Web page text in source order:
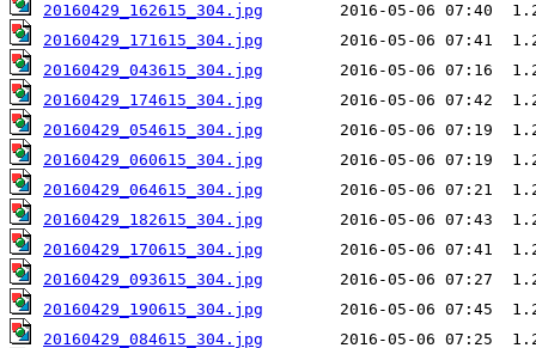
20160429_162615_304.jpg
20160429_171615_304.jpg
20160429_043615_304.jpg
20160429_174615_304.jpg
20160429_054615_304.jpg
20160429_060615_304.jpg
20160429_064615_304.jpg
20160429_182615_304.jpg
20160429_170615_304.jpg
20160429_093615_304.jpg
20160429_190615_304.jpg
20160429_084615_304.jpg